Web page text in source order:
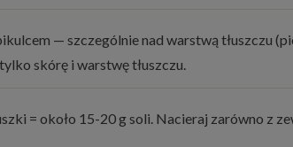
— szczególnie nad warstwą tłuszczu
skórę i warstwę tłuszczu.
= około 15-20 g soli. Nacieraj zarówno z